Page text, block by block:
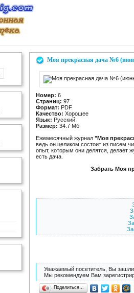
Моя прекрасная дача №6
Номер: 6
Страниц: 97
Формат: PDF
Качество: Хорошее
Язык: Русский
Размер: 34.7 Мб
Ежемесячный журнал "Моя
ведь он целиком состоит из писем
опыт, которым они делятся, делает
есть дача.
Забрать Моя
Уважаемый посетитель, Вы зашли
Мы рекомендуем Вам
Поделиться…